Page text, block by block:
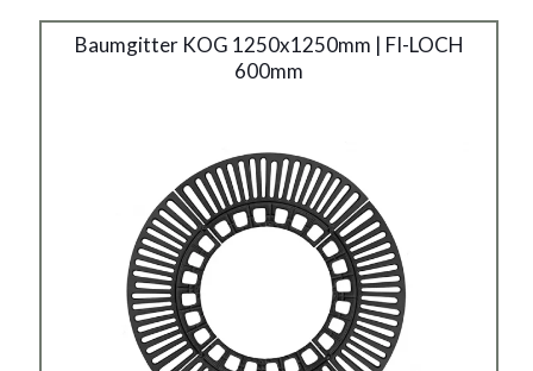
Baumgitter KOG 1250x1250mm | FI-LOCH
600mm